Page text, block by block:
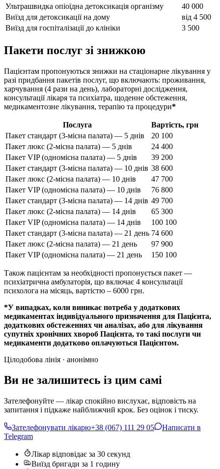
Ультрашвидка опіоїдна детоксикація організму
40 000
Виїзд для детоксикації на дому
від 4 500
Виїзд для госпіталізації до клініки
3 500
Пакети послуг зі знижкою
Пацієнтам пропонуються знижки на стаціонарне лікування у
разі придбання пакетів послуг, що включають: проживання,
харчування (4 рази на день), лабораторні дослідження,
консультації лікаря та психіатра, щоденне обстеження,
медикаментозне лікування, терапію та процедури*
Послуга
Вартість, грн
Пакет стандарт (3-місна палата) — 5 днів
20 100
Пакет люкс (2-місна палата) — 5 днів
24 400
Пакет VIP (одномісна палата) — 5 днів
39 200
Пакет стандарт (3-місна палата) — 10 днів 38 600
Пакет люкс (2-місна палата) — 10 днів
47 700
Пакет VIP (одномісна палата) — 10 днів
76 800
Пакет стандарт (3-місна палата) — 14 днів 49 700
Пакет люкс (2-місна палата) — 14 днів
65 300
Пакет VIP (одномісна палата) — 14 днів
100 100
Пакет стандарт (3-місна палата) — 21 день 74 600
Пакет люкс (2-місна палата) — 21 день
97 900
Пакет VIP (одномісна палата) — 21 день
150 100
Також пацієнтам за необхідності пропонується пакет —
психіатрична амбулаторія, що включає 4 консультації
психолога на місяць, вартістю – 6000 грн.
*У випадках, коли виникає потреба у додаткових
медикаментах індивідуального призначення для Пацієнта,
додаткових обстеженнях чи аналізах, або для лікування
супутніх хронічних хвороб Пацієнта, то такі послуги чи
медикаменти додатково оплачуються Пацієнтом.
Цілодобова лінія · анонімно
Ви не залишитесь із цим самі
Зателефонуйте — лікар спокійно вислухає, відповість на
запитання і підкаже найближчий крок. Без оцінок і тиску.
Зателефонувати лікарю+38 (067) 111 29 05
Написати в
Telegram
Лікар відповідає за 30 секунд
Виїзд бригади за 1 годину